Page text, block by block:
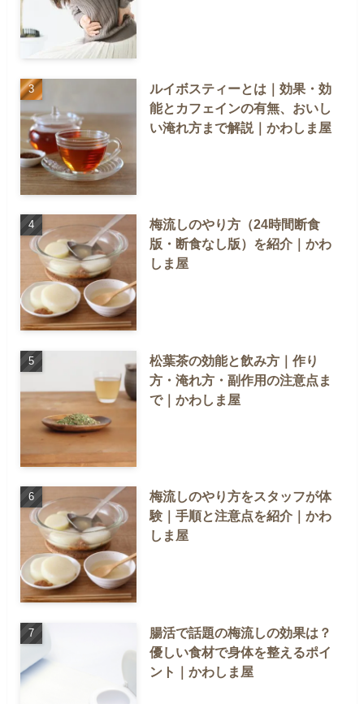
ルイボスティーとは｜効果・効
能とカフェインの有無、おいし
い淹れ方まで解説｜かわしま屋
梅流しのやり方（24時間断食
版・断食なし版）を紹介｜かわ
しま屋
松葉茶の効能と飲み方｜作り
方・淹れ方・副作用の注意点ま
で｜かわしま屋
梅流しのやり方をスタッフが体
験｜手順と注意点を紹介｜かわ
しま屋
腸活で話題の梅流しの効果は？
優しい食材で身体を整えるポイ
ント｜かわしま屋